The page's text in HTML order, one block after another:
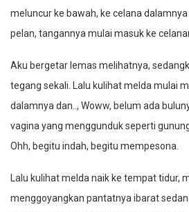
meluncur ke bawah, ke celana
pelan, tangannya mulai masuk ke
Aku bergetar lemas melihatnya,
tegang sekali. Lalu kulihat melda mulai
dalamnya dan.., Woww, belum ada
vagina yang menggunduk seperti
Ohh, begitu indah, begitu mempesona.
Lalu kulihat melda naik ke tempat tidur,
menggoyangkan pantatnya ibarat